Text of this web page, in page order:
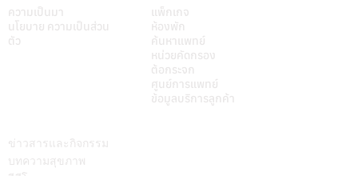
ความเป็นมา
นโยบาย ความเป็นส่วน
ตัว
แพ็กเกจ
ห้องพัก
ค้นหาแพทย์
หน่วยคัดกรอง
ต้อกระจก
ศูนย์การแพทย์
ข้อมูลบริการลูกค้า
ข่าวสารและกิจกรรม
บทความสุขภาพ